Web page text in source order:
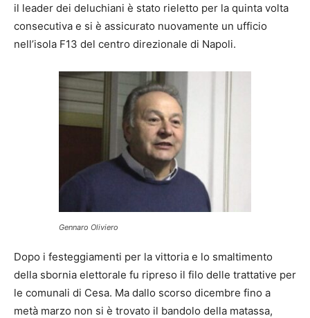
il leader dei deluchiani è stato rieletto per la quinta volta
consecutiva e si è assicurato nuovamente un ufficio
nell’isola F13 del centro direzionale di Napoli.
Gennaro Oliviero
Dopo i festeggiamenti per la vittoria e lo smaltimento
della sbornia elettorale fu ripreso il filo delle trattative per
le comunali di Cesa. Ma dallo scorso dicembre fino a
metà marzo non si è trovato il bandolo della matassa,